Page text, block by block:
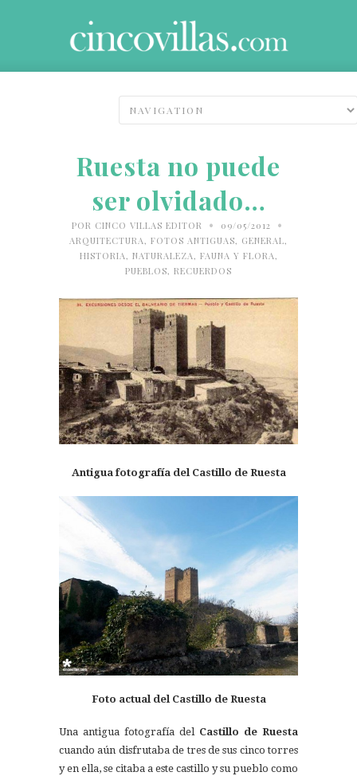
Ruesta no puede
ser olvidado…
POR CINCO VILLAS EDITOR • 09/05/2012 •
ARQUITECTURA , FOTOS ANTIGUAS, GENERAL,
HISTORIA , NATURALEZA, FAUNA Y FLORA ,
PUEBLOS, RECUERDOS
Antigua fotografía del Castillo de Ruesta
Foto actual del Castillo de Ruesta
Una antigua fotografía del Castillo de Ruesta
cuando aún disfrutaba de tres de sus cinco torres
y en ella, se citaba a este castillo y su pueblo como